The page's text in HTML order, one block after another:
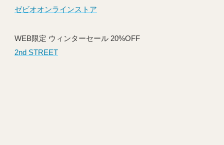
ゼビオオンラインストア
WEB限定 ウィンターセール 20%OFF
2nd STREET